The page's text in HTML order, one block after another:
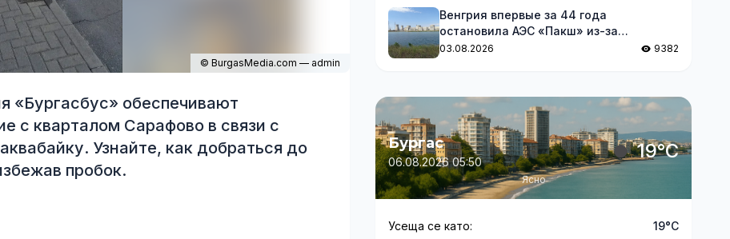
© BurgasMedia.com — admin
«Бургасбус» обеспечивают
с кварталом Сарафово в связи с
Узнайте, как добраться до
пробок.
Венгрия впервые за 44 года
остановила АЭС «Пакш» из-за
обмеления Дуная
03.08.2026 9382
Бургас
06.08.2026 05:50 19°C
Ясно
Усеща се като: 19°C